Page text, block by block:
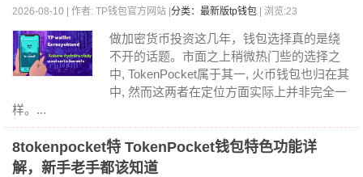
2026-08-10 | 作者: TP钱包官方网站 | 分类：最新版tp钱包 | 浏览:23
做加密货币投资这几年，钱包选择真的是绕
不开的话题。市面之上稍微热门些的选择之
中, TokenPocket属于其一, 火币钱包也归在其
中, 然而这两者在定位方面实际上并非完全一
样。...
8tokenpocket特 TokenPocket钱包特色功能详
解，新手老手都该知道